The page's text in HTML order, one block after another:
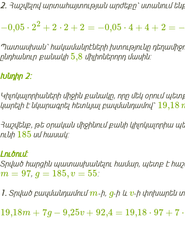
2. Հաշվելով արտահայտության արժեքը՝ ստանում
−0,05 ⋅ 22 + 2 ⋅ 2 + 2 = −0,05 ⋅ 4 + 4 + 2 =
Պատասխան՝ հակամանրէների խտությունը
ընդհանուր քանակի 5,8 միլիոներորդ մասին:
Խնդիր 2:
Կիլոկալորիաների միջին քանակը, որը մեկ օրում
կարելի է նկարագրել հետևյալ բազմանդամով՝ 19,18
Հաշվենք, թե օրական միջինում քանի կիլոկալորիա
ունի 185 սմ հասակ:
Լուծում:
Տրված հարցին պատասխանելու համար, պետք է
m = 97, g = 185, v = 55:
1. Տրված բազմանդամումm-ի, g-ի և v-ի փոխարեն
19,18m + 7g − 9,25v + 92,4 = 19,18 ⋅ 97 + 7 ⋅